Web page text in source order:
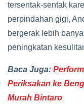
tersentak-sentak
perpindahan gigi,
bergerak lebih
peningkatan
Baca Juga:
Periksakan ke
Murah Bintaro